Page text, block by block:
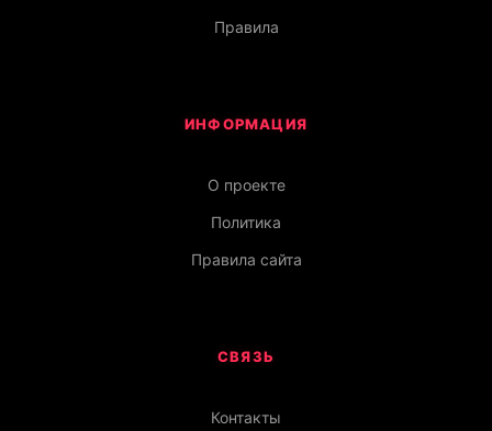
Правила
ИНФОРМАЦИЯ
О проекте
Политика
Правила сайта
СВЯЗЬ
Контакты